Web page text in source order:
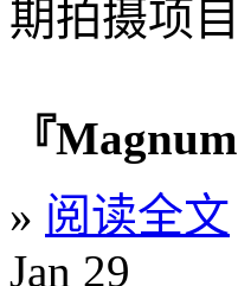
期拍摄项
『
» 阅读全文
Jan 29